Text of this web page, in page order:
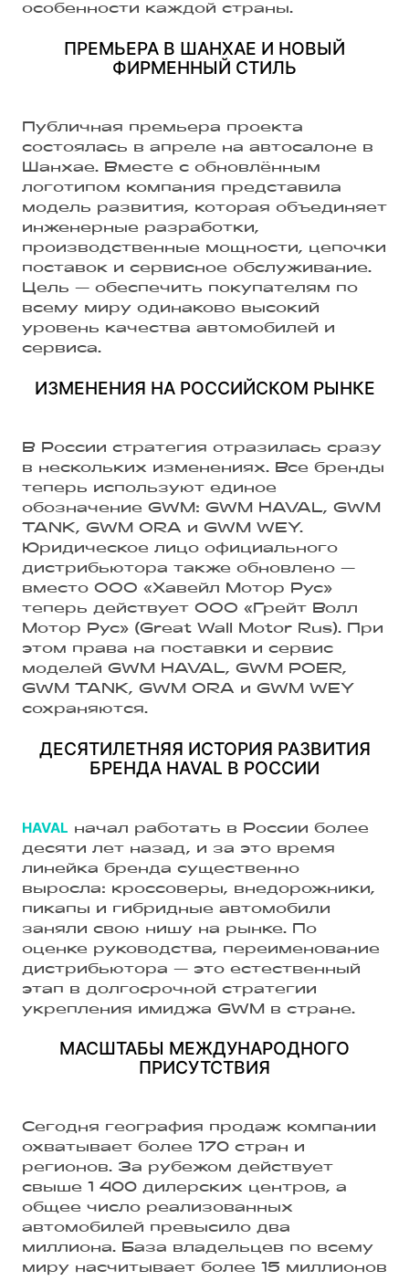
особенности каждой страны.
ПРЕМЬЕРА В ШАНХАЕ И НОВЫЙ
ФИРМЕННЫЙ СТИЛЬ
Публичная премьера проекта
состоялась в апреле на автосалоне в
Шанхае. Вместе с обновлённым
логотипом компания представила
модель развития, которая объединяет
инженерные разработки,
производственные мощности, цепочки
поставок и сервисное обслуживание.
Цель — обеспечить покупателям по
всему миру одинаково высокий
уровень качества автомобилей и
сервиса.
ИЗМЕНЕНИЯ НА РОССИЙСКОМ РЫНКЕ
В России стратегия отразилась сразу
в нескольких изменениях. Все бренды
теперь используют единое
обозначение GWM: GWM HAVAL, GWM
TANK, GWM ORA и GWM WEY.
Юридическое лицо официального
дистрибьютора также обновлено —
вместо ООО «Хавейл Мотор Рус»
теперь действует ООО «Грейт Волл
Мотор Рус» (Great Wall Motor Rus). При
этом права на поставки и сервис
моделей GWM HAVAL, GWM POER,
GWM TANK, GWM ORA и GWM WEY
сохраняются.
ДЕСЯТИЛЕТНЯЯ ИСТОРИЯ РАЗВИТИЯ
БРЕНДА HAVAL В РОССИИ
HAVAL начал работать в России более
десяти лет назад, и за это время
линейка бренда существенно
выросла: кроссоверы, внедорожники,
пикапы и гибридные автомобили
заняли свою нишу на рынке. По
оценке руководства, переименование
дистрибьютора — это естественный
этап в долгосрочной стратегии
укрепления имиджа GWM в стране.
МАСШТАБЫ МЕЖДУНАРОДНОГО
ПРИСУТСТВИЯ
Сегодня география продаж компании
охватывает более 170 стран и
регионов. За рубежом действует
свыше 1 400 дилерских центров, а
общее число реализованных
автомобилей превысило два
миллиона. База владельцев по всему
миру насчитывает более 15 миллионов